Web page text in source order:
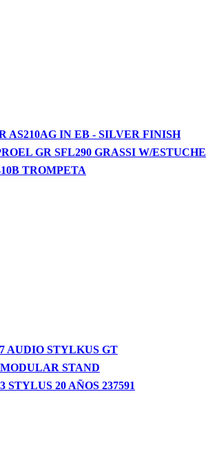
AS210AG IN EB - SILVER FINISH
GR SFL290 GRASSI W/ESTUCHE
TROMPETA
AUDIO STYLKUS GT
STAND
STYLUS 20 AÑOS 237591